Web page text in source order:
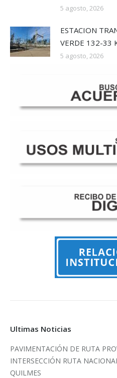
5 agosto, 2026
ESTACION
VERDE 132-33
5 agosto, 2026
Ultimas Noticias
PAVIMENTACIÓN DE RUTA
INTERSECCIÓN RUTA
QUILMES